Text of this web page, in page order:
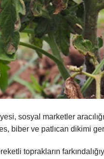
sosyal marketler
biber ve patlıcan dikimi
toprakların